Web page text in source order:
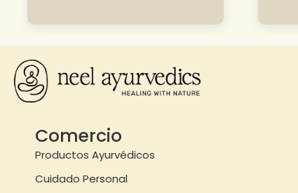
Comercio
Productos Ayurvédicos
Cuidado Personal